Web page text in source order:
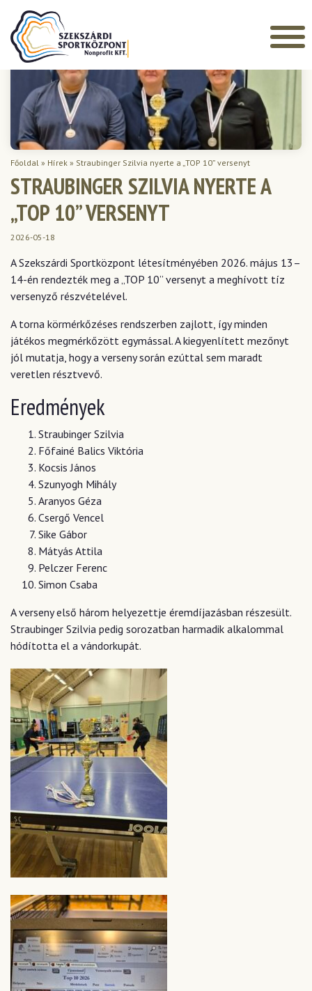
Főoldal » Hírek » Straubinger Szilvia nyerte a „TOP 10” versenyt
STRAUBINGER SZILVIA NYERTE A
„TOP 10” VERSENYT
2026-05-18
ASzekszárdi Sportközpont létesítményében 2026. május 13–
14-én rendezték meg a „TOP 10” versenyt a meghívott tíz
versenyző részvételével.
A torna körmérkőzéses rendszerben zajlott, így minden
játékos megmérkőzött egymással. A kiegyenlített mezőnyt
jól mutatja, hogy a verseny során ezúttal sem maradt
veretlen résztvevő.
Eredmények
Straubinger Szilvia
Főfainé Balics Viktória
Kocsis János
Szunyogh Mihály
Aranyos Géza
Csergő Vencel
Sike Gábor
Mátyás Attila
Pelczer Ferenc
Simon Csaba
A verseny első három helyezettje éremdíjazásban részesült.
Straubinger Szilvia pedig sorozatban harmadik alkalommal
hódította el a vándorkupát.